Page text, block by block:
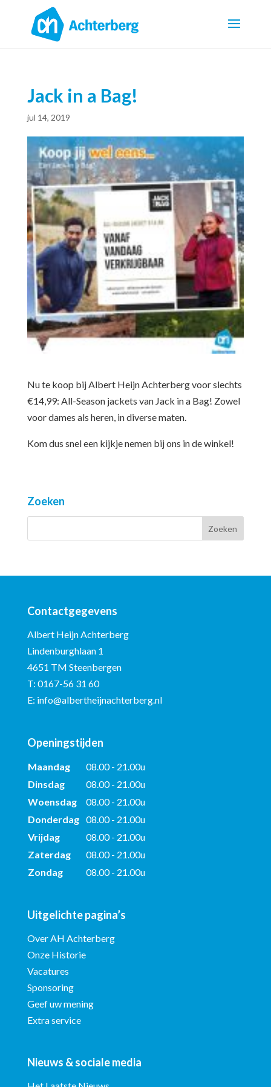
Jack in a Bag!
jul 14, 2019
Nu te koop bij Albert Heijn Achterberg voor slechts
€14,99: All-Season jackets van Jack in a Bag! Zowel
voor dames als heren, in diverse maten.
Kom dus snel een kijkje nemen bij ons in de winkel!
Zoeken
Contactgegevens
Albert Heijn Achterberg
Lindenburghlaan 1
4651 TM Steenbergen
T: 0167-56 31 60
E: info@albertheijnachterberg.nl
Openingstijden
Maandag
08.00 - 21.00u
Dinsdag
08.00 - 21.00u
Woensdag
08.00 - 21.00u
Donderdag 08.00 - 21.00u
Vrijdag
08.00 - 21.00u
Zaterdag
08.00 - 21.00u
Zondag
08.00 - 21.00u
Uitgelichte pagina’s
Over AH Achterberg
Onze Historie
Vacatures
Sponsoring
Geef uw mening
Extra service
Nieuws & sociale media